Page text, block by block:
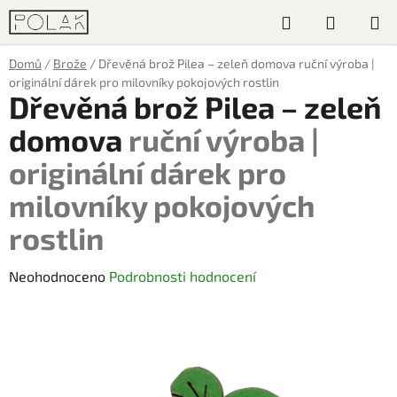
Přejít
obsah
Hledat
KOŠÍK
Domů / Brože / Dřevěná brož Pilea – zeleň domova ruční výroba |
originální dárek pro milovníky pokojových rostlin
Dřevěná brož Pilea – zeleň
domova ruční výroba |
originální dárek pro
milovníky pokojových
rostlin
Průměrné
Neohodnoceno Podrobnosti hodnocení